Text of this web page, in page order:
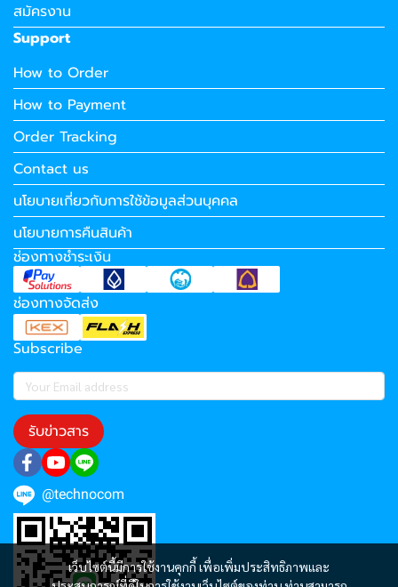
เว็บไซต์นี้มีการใช้งานคุกกี้ เพื่อเพิ่มประสิทธิภาพและ
สมัครงาน
Support
How to Order
How to Payment
Order Tracking
Contact us
นโยบายเกี่ยวกับการใช้ข้อมูลส่วนบุคคล
นโยบายการคืนสินค้า
ช่องทางชำระเงิน
ช่องทางจัดส่ง
Subscribe
รับข่าวสาร
@technocom